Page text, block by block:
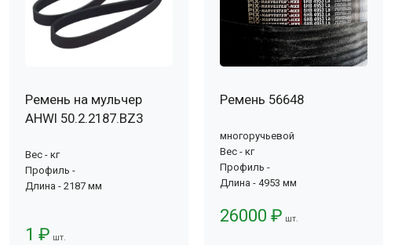
Ремень на мульчер
AHWI 50.2.2187.BZ3
Вес - кг
Профиль -
Длина - 2187 мм
1 ₽ шт.
Ремень 56648
многоручьевой
Вес - кг
Профиль -
Длина - 4953 мм
26000 ₽ шт.